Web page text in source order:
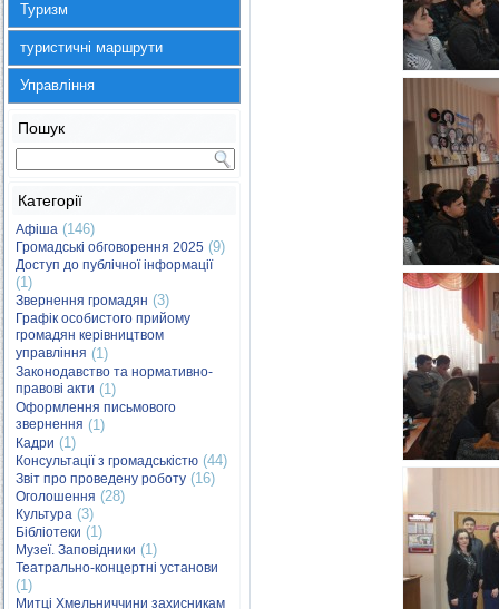
Туризм
туристичні маршрути
Управління
Пошук
Категорії
Афіша (146)
Громадські обговорення 2025 (9)
Доступ до публічної інформації
(1)
Звернення громадян (3)
Графік особистого прийому
громадян керівництвом
управління (1)
Законодавство та нормативно-
правові акти (1)
Оформлення письмового
звернення (1)
Кадри (1)
Консультації з громадськістю (44)
Звіт про проведену роботу (16)
Оголошення (28)
Культура (3)
Бібліотеки (1)
Музеї. Заповідники (1)
Театрально-концертні установи
(1)
Митці Хмельниччини захисникам